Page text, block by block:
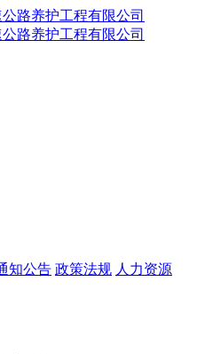
知公告 政策法规 人力资源